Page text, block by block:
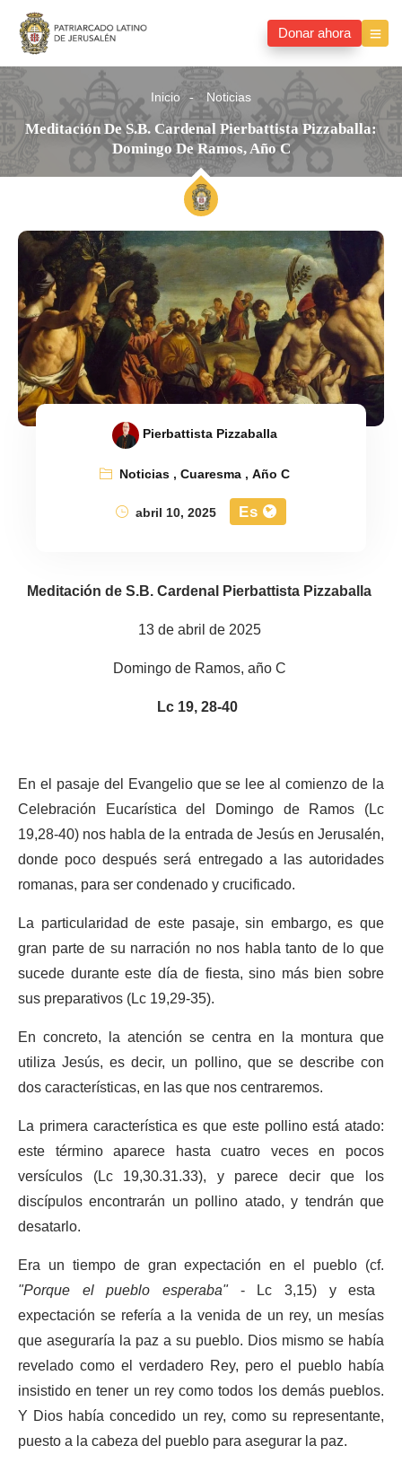
Donar ahora
Inicio Noticias
Meditación De S.B. Cardenal Pierbattista Pizzaballa:
Domingo De Ramos, Año C
Pierbattista Pizzaballa
Noticias,Cuaresma,Año C
abril 10, 2025
Es
Meditación de S.B. Cardenal Pierbattista Pizzaballa
13 de abril de 2025
Domingo de Ramos, año C
Lc 19, 28-40
En el pasaje del Evangelio que se lee al comienzo de la
Celebración Eucarística del Domingo de Ramos (Lc
19,28-40) nos habla de la entrada de Jesús en Jerusalén,
donde poco después será entregado a las autoridades
romanas, para ser condenado y crucificado.
La particularidad de este pasaje, sin embargo, es que
gran parte de su narración no nos habla tanto de lo que
sucede durante este día de fiesta, sino más bien sobre
sus preparativos (Lc 19,29-35).
En concreto, la atención se centra en la montura que
utiliza Jesús, es decir, un pollino, que se describe con
dos características, en las que nos centraremos.
La primera característica es que este pollino está atado:
este término aparece hasta cuatro veces en pocos
versículos (Lc 19,30.31.33), y parece decir que los
discípulos encontrarán un pollino atado, y tendrán que
desatarlo.
Era un tiempo de gran expectación en el pueblo (cf.
"Porque el pueblo esperaba"- Lc 3,15) y esta
expectación se refería a la venida de un rey, un mesías
que aseguraría la paz a su pueblo. Dios mismo se había
revelado como el verdadero Rey, pero el pueblo había
insistido en tener un rey como todos los demás pueblos.
Y Dios había concedido un rey, como su representante,
puesto a la cabeza del pueblo para asegurar la paz.